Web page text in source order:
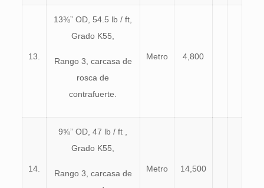
13.
13⅜” OD, 54.5 lb / ft,
Grado K55,
Rango 3, carcasa de
rosca de
contrafuerte.
Metro 4,800
14.
9⅝” OD, 47 lb / ft ,
Grado K55,
Rango 3, carcasa de
Metro 14,500